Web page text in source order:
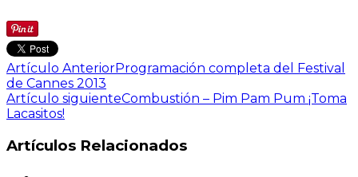
Artículo AnteriorProgramación completa del Festival
de Cannes 2013
Artículo siguienteCombustión – Pim Pam Pum ¡Toma
Lacasitos!
Artículos Relacionados